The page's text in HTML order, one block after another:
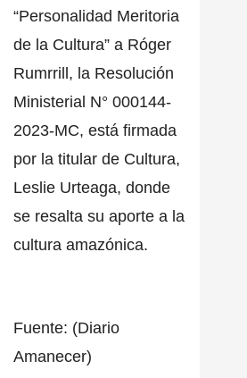
“Personalidad Meritoria
de la Cultura” a Róger
Rumrrill, la Resolución
Ministerial N° 000144-
2023-MC, está firmada
por la titular de Cultura,
Leslie Urteaga, donde
se resalta su aporte a la
cultura amazónica.
Fuente: (Diario
Amanecer)